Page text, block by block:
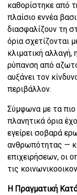
καθορίστηκε από
πλαίσιο εννέα
διασφαλίζουν τη
όρια σχετίζονται
κλιματική αλλαγή,
ρύπανση από
αυξάνει τον
περιβάλλον.
Σύμφωνα με τα
πλανητικά όρια
εγείρει σοβαρά
ανθρωπότητας —
επιχειρήσεων, οι
τις
Η Πραγματική